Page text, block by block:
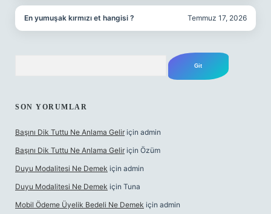
En yumuşak kırmızı et hangisi ? Temmuz 17, 2026
SON YORUMLAR
Başını Dik Tuttu Ne Anlama Gelir için admin
Başını Dik Tuttu Ne Anlama Gelir için Özüm
Duyu Modalitesi Ne Demek için admin
Duyu Modalitesi Ne Demek için Tuna
Mobil Ödeme Üyelik Bedeli Ne Demek için admin